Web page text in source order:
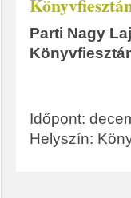
Parti Nagy
Időpont:
Helyszín: